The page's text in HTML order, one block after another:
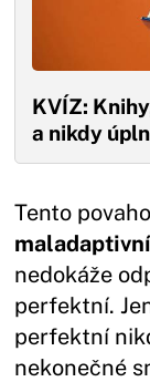
KVÍZ:
a nikdy
Tento
nedokáže
perfektní.
perfektní
nekonečné